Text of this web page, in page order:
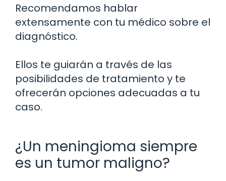
Recomendamos hablar
extensamente con tu médico sobre el
diagnóstico.
Ellos te guiarán a través de las
posibilidades de tratamiento y te
ofrecerán opciones adecuadas a tu
caso.
¿Un meningioma siempre
es un tumor maligno?